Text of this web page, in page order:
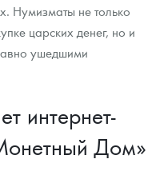
Нумизматы не только
царских денег, но и
ушедшими
интернет-
Дом»